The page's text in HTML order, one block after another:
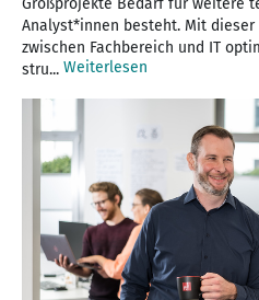
Analyst*innen besteht. Mit
zwischen Fachbereich und IT
stru... Weiterlesen